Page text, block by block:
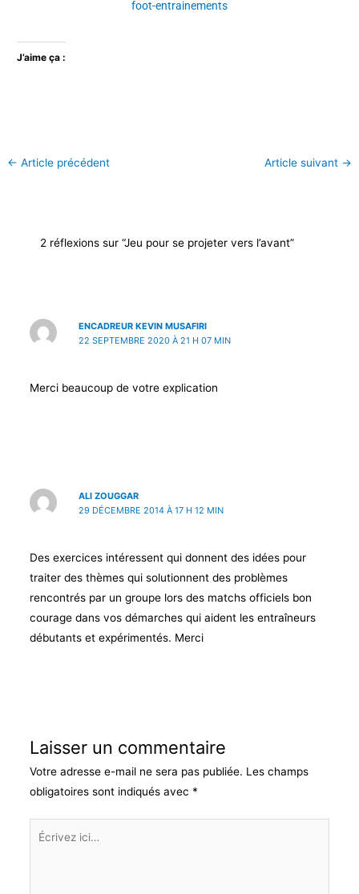
foot-entrainements
J’aime ça :
← Article précédent Article suivant →
2 réflexions sur “Jeu pour se projeter vers l’avant”
ENCADREUR KEVIN MUSAFIRI
22 SEPTEMBRE 2020 À 21 H 07 MIN
Merci beaucoup de votre explication
ALI ZOUGGAR
29 DÉCEMBRE 2014 À 17 H 12 MIN
Des exercices intéressent qui donnent des idées pour
traiter des thèmes qui solutionnent des problèmes
rencontrés par un groupe lors des matchs officiels bon
courage dans vos démarches qui aident les entraîneurs
débutants et expérimentés. Merci
Laisser un commentaire
Votre adresse e-mail ne sera pas publiée. Les champs
obligatoires sont indiqués avec *
Écrivez